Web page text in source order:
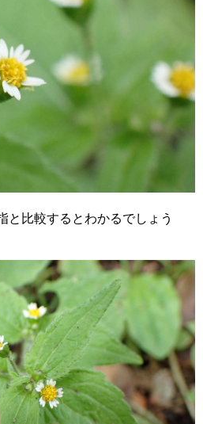
と比較するとわかるでしょう